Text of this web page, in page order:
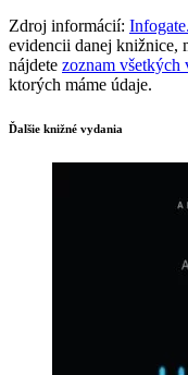
Zdroj informácií:
evidencii danej knižnice,
nájdete zoznam všetkých
ktorých máme údaje.
Ďalšie knižné vydania